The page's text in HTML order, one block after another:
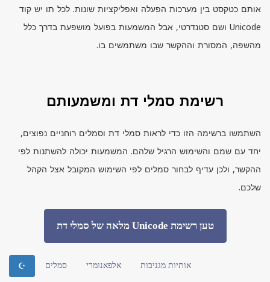
אותם כטקסט בין מערכות הפעלה ואפליקציות שונות. לכל תו יש קוד
Unicode ושם סטנדרטי, אבל המשמעות בפועל מושפעת בדרך כלל
מהשפה, המסורת וההקשר שבו משתמשים בו.
רשימת סמלי דת ומשמעותם
השתמשו ברשימה הזו כדי לראות סמלי דת וסמלים רוחניים נפוצים,
יחד עם שמם והשימוש הרגיל שלהם. המשמעות יכולה להשתנות לפי
ההקשר, ולכן עדיף לבחור סמלים לפי השימוש המקובל אצל הקהל
שלכם.
טען רשימת Unicode מלאה של סמלי דת
☪ סמלים אלפאנומרי אותיות מגניבות